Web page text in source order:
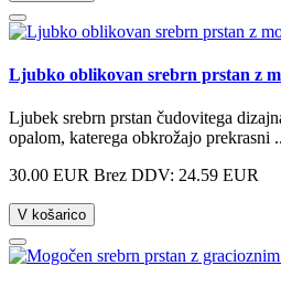
Ljubko oblikovan srebrn prstan z
Ljubek srebrn prstan čudovitega
opalom, katerega obkrožajo prekrasni ..
30.00 EUR Brez DDV: 24.59 EUR
V košarico